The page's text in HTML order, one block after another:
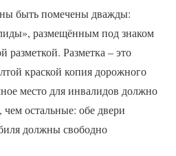
быть помечены дважды:
размещённым под знаком
разметкой. Разметка – это
краской копия дорожного
место для инвалидов должно
остальные: обе двери
должны свободно